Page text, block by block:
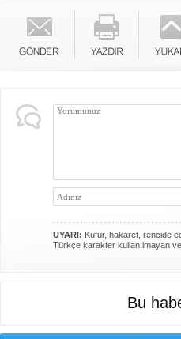
UYARI: Küfür, hakaret, rencide
Türkçe karakter kullanılmayan
Bu